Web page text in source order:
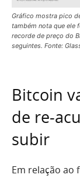
Gráfico mostra pico
também nota que ele
recorde de preço do
seguintes. Fonte:
Bitcoin
de re-
subir
Em relação ao